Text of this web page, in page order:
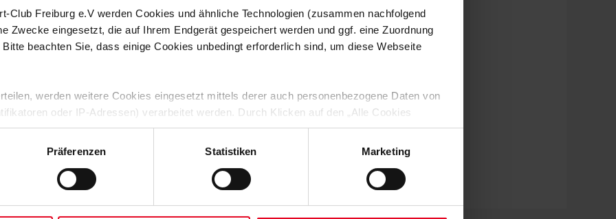
Club Freiburg e.V werden Cookies und ähnliche Technologien (zusammen nachfolgend
Zwecke eingesetzt, die auf Ihrem Endgerät gespeichert werden und ggf. eine Zuordnung
beachten Sie, dass einige Cookies unbedingt erforderlich sind, um diese Webseite
werden weitere Cookies eingesetzt mittels derer auch personenbezogene Daten von
oder IP-Adressen) verarbeitet werden. Durch Klicken auf den „Alle Cookies
der Speicherung aller aufgeführten Cookies und der entsprechenden Verarbeitung Ihrer
die unten jeweils angegebene Zwecke gem. § 25 Abs. 1 TDDDG, Art. 6 Abs. 1 lit. a DSGVO
auswählen, werden nur unbedingt erforderliche Cookies eingesetzt. Ihre etwaig erteilten
Präferenzen Statistiken Marketing
dem Behindertenfanbeauftragten des SC, und von Sina
Mitreisenden haben das gemeinsame Beisammensein und
Und Raschke ergänzte: „Einige haben bereits gesagt,
anmelden wollen – für uns ist das eine tolle Bestätigung
der bundesweiten Aktionswoche „TOGETHER! STOP
die Aktion hinaus. Denn mit den Inklusionsfahrten soll ein
in der Gesellschaft gefördert werden, indem sie zeigen,
gemeinsam teilnehmen und genießen können.
emotional verbindet und die Freude am Fußball stärkt. Eben
beim SC Freiburg als auch für die mitreisenden